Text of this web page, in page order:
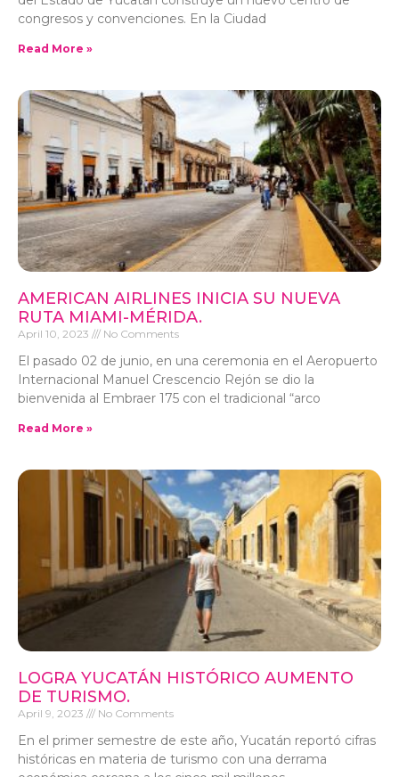
congresos y convenciones. En la Ciudad
Read More »
AMERICAN AIRLINES INICIA SU NUEVA
RUTA MIAMI-MÉRIDA.
April 10, 2023 No Comments
El pasado 02 de junio, en una ceremonia en el Aeropuerto
Internacional Manuel Crescencio Rejón se dio la
bienvenida al Embraer 175 con el tradicional “arco
Read More »
LOGRA YUCATÁN HISTÓRICO AUMENTO
DE TURISMO.
April 9, 2023 No Comments
En el primer semestre de este año, Yucatán reportó cifras
históricas en materia de turismo con una derrama